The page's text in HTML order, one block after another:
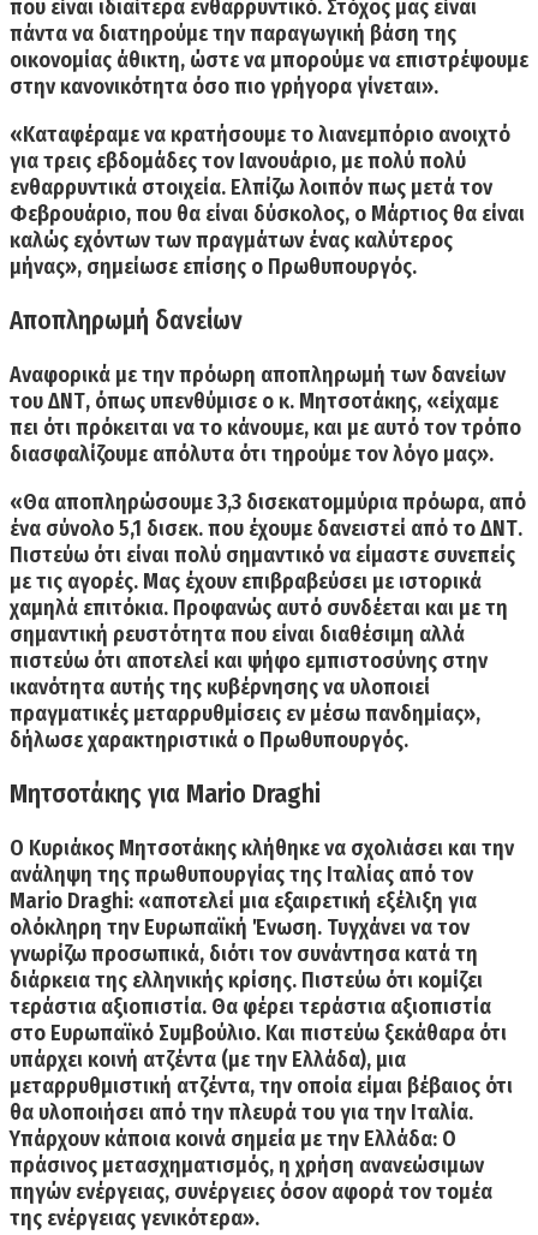
που είναι ιδιαίτερα ενθαρρυντικό. Στόχος μας είναι
πάντα να διατηρούμε την παραγωγική βάση της
οικονομίας άθικτη, ώστε να μπορούμε να επιστρέψουμε
στην κανονικότητα όσο πιο γρήγορα γίνεται».
«Καταφέραμε να κρατήσουμε το λιανεμπόριο ανοιχτό
για τρεις εβδομάδες τον Ιανουάριο, με πολύ πολύ
ενθαρρυντικά στοιχεία. Ελπίζω λοιπόν πως μετά τον
Φεβρουάριο, που θα είναι δύσκολος, ο Μάρτιος θα είναι
καλώς εχόντων των πραγμάτων ένας καλύτερος
μήνας», σημείωσε επίσης ο Πρωθυπουργός.
Αποπληρωμή δανείων
Αναφορικά με την πρόωρη αποπληρωμή των δανείων
του ΔΝΤ, όπως υπενθύμισε ο κ. Μητσοτάκης, «είχαμε
πει ότι πρόκειται να το κάνουμε, και με αυτό τον τρόπο
διασφαλίζουμε απόλυτα ότι τηρούμε τον λόγο μας».
«Θα αποπληρώσουμε 3,3 δισεκατομμύρια πρόωρα, από
ένα σύνολο 5,1 δισεκ. που έχουμε δανειστεί από το ΔΝΤ.
Πιστεύω ότι είναι πολύ σημαντικό να είμαστε συνεπείς
με τις αγορές. Μας έχουν επιβραβεύσει με ιστορικά
χαμηλά επιτόκια. Προφανώς αυτό συνδέεται και με τη
σημαντική ρευστότητα που είναι διαθέσιμη αλλά
πιστεύω ότι αποτελεί και ψήφο εμπιστοσύνης στην
ικανότητα αυτής της κυβέρνησης να υλοποιεί
πραγματικές μεταρρυθμίσεις εν μέσω πανδημίας»,
δήλωσε χαρακτηριστικά ο Πρωθυπουργός.
Μητσοτάκης για Mario Draghi
Ο Κυριάκος Μητσοτάκης κλήθηκε να σχολιάσει και την
ανάληψη της πρωθυπουργίας της Ιταλίας από τον
Mario Draghi: «αποτελεί μια εξαιρετική εξέλιξη για
ολόκληρη την Ευρωπαϊκή Ένωση. Τυγχάνει να τον
γνωρίζω προσωπικά, διότι τον συνάντησα κατά τη
διάρκεια της ελληνικής κρίσης. Πιστεύω ότι κομίζει
τεράστια αξιοπιστία. Θα φέρει τεράστια αξιοπιστία
στο Ευρωπαϊκό Συμβούλιο. Και πιστεύω ξεκάθαρα ότι
υπάρχει κοινή ατζέντα (με την Ελλάδα), μια
μεταρρυθμιστική ατζέντα, την οποία είμαι βέβαιος ότι
θα υλοποιήσει από την πλευρά του για την Ιταλία.
Υπάρχουν κάποια κοινά σημεία με την Ελλάδα: Ο
πράσινος μετασχηματισμός, η χρήση ανανεώσιμων
πηγών ενέργειας, συνέργειες όσον αφορά τον τομέα
της ενέργειας γενικότερα».